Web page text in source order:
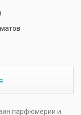
парфюмерии и